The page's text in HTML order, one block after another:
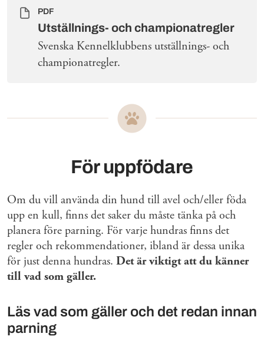
PDF
Utställnings- och championatregler
Svenska Kennelklubbens utställnings- och
championatregler.
För uppfödare
Om du vill använda din hund till avel och/eller föda
upp en kull, finns det saker du måste tänka på och
planera före parning. För varje hundras finns det
regler och rekommendationer, ibland är dessa unika
för just denna hundras. Det är viktigt att du känner
till vad som gäller.
Läs vad som gäller och det redan innan
parning